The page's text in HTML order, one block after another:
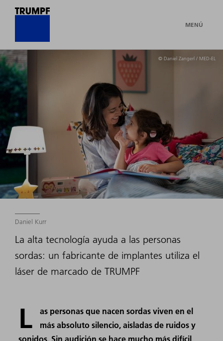
MENÚ
© Daniel Zangerl / MED-EL
Daniel Kurr
La alta tecnología ayuda a las personas
sordas: un fabricante de implantes utiliza el
láser de marcado de TRUMPF
L
as personas que nacen sordas viven en el
más absoluto silencio, aisladas de ruidos y
sonidos. Sin audición se hace mucho más difícil